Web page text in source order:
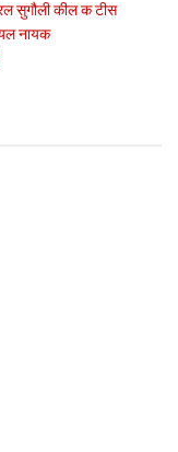
सुगौली कील क टीस
नायक